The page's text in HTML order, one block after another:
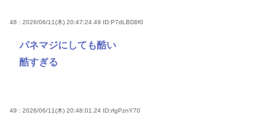
48 : 2026/06/11(木) 20:47:24.49 ID:P7dLBD8f0
パネマジにしても酷い
酷すぎる
49 : 2026/06/11(木) 20:48:01.24 ID:rfgPznY70